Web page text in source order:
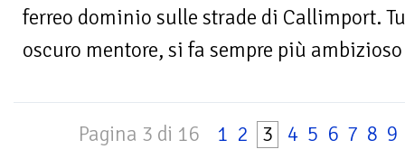
ferreo dominio sulle strade di Callimport.
oscuro mentore, si fa sempre più
Pagina 3 di 16 1 2 3 4 5 6 7 8 9